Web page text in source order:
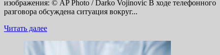
изображения: © AP Photo / Darko Vojinovic В ходе телефонного
разговора обсуждена ситуация вокруг...
Читать далееПрочитать